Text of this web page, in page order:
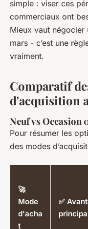
simple : viser ces
commerciaux ont
Mieux vaut négocier
mars - c’est une
vraiment.
Comparatif
d'acquisition
Neuf vs Occasion
Pour résumer les
des modes
🚀
Mode
d'acha
t
✅